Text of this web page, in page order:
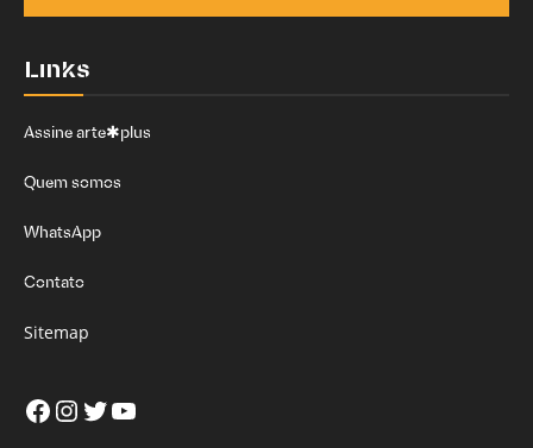
Links
Assine arte✱plus
Quem somos
WhatsApp
Contato
Sitemap
Facebook
Instagram
Twitter
Youtube